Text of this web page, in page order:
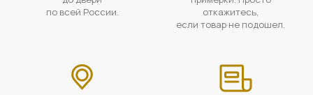
по всей России.
откажитесь,
если товар не подошел.